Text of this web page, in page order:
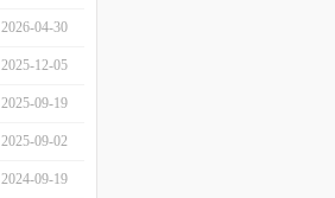
2026-04-30
2025-12-05
2025-09-19
2025-09-02
2024-09-19